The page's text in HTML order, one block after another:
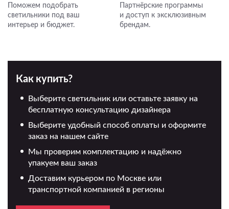
Поможем подобрать
светильники под ваш
интерьер и бюджет.
Партнёрские программы
и доступ к эксклюзивным
брендам.
Как купить?
Выберите светильник или оставьте заявку на
бесплатную консультацию дизайнера
Выберите удобный способ оплаты и оформите
заказ на нашем сайте
Мы проверим комплектацию и надёжно
упакуем ваш заказ
Доставим курьером по Москве или
транспортной компанией в регионы